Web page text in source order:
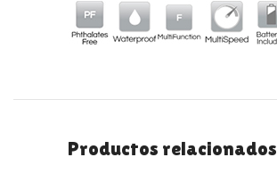
Productos relacionados